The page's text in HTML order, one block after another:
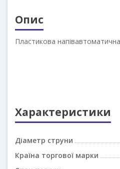
Опис
Пластикова
Характеристики
Діаметр струни
Країна торгової марки